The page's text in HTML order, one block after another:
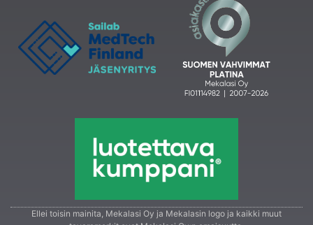
Ellei toisin mainita, Mekalasi Oy ja Mekalasin logo ja kaikki muut